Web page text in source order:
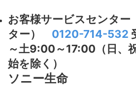
お客様サービスセンター
ター） 0120-714-532
～土9:00～17:00（日、
始を除く）
ソニー生命